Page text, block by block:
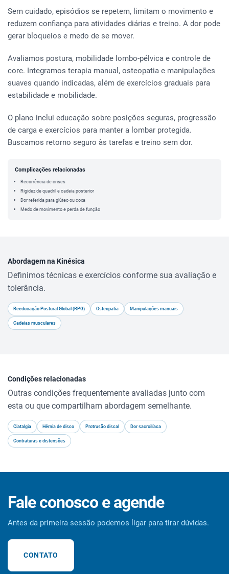
Sem cuidado, episódios se repetem, limitam o movimento e
reduzem confiança para atividades diárias e treino. A dor pode
gerar bloqueios e medo de se mover.
Avaliamos postura, mobilidade lombo-pélvica e controle de
core. Integramos terapia manual, osteopatia e manipulações
suaves quando indicadas, além de exercícios graduais para
estabilidade e mobilidade.
O plano inclui educação sobre posições seguras, progressão
de carga e exercícios para manter a lombar protegida.
Buscamos retorno seguro às tarefas e treino sem dor.
Complicações relacionadas
Recorrência de crises
Rigidez de quadril e cadeia posterior
Dor referida para glúteo ou coxa
Medo de movimento e perda de função
Abordagem na Kinésica
Definimos técnicas e exercícios conforme sua avaliação e
tolerância.
Reeducação Postural Global (RPG) Osteopatia Manipulações manuais
Cadeias musculares
Condições relacionadas
Outras condições frequentemente avaliadas junto com
esta ou que compartilham abordagem semelhante.
Ciatalgia Hérnia de disco Protrusão discal Dor sacroilíaca
Contraturas e distensões
Fale conosco e agende
Antes da primeira sessão podemos ligar para tirar dúvidas.
CONTATO